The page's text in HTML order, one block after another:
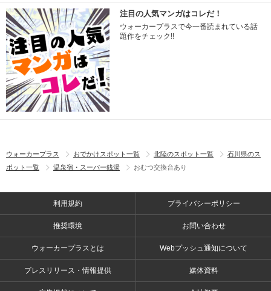
注目の人気マンガはコレだ！
ウォーカープラスで今一番読まれている話
題作をチェック!!
ウォーカープラス おでかけスポット一覧 北陸のスポット一覧
石川県のス
ポット一覧
温泉宿・スーパー銭湯 おむつ交換台あり
利用規約 プライバシーポリシー
推奨環境 お問い合わせ
ウォーカープラスとは Webプッシュ通知について
プレスリリース・情報提供 媒体資料